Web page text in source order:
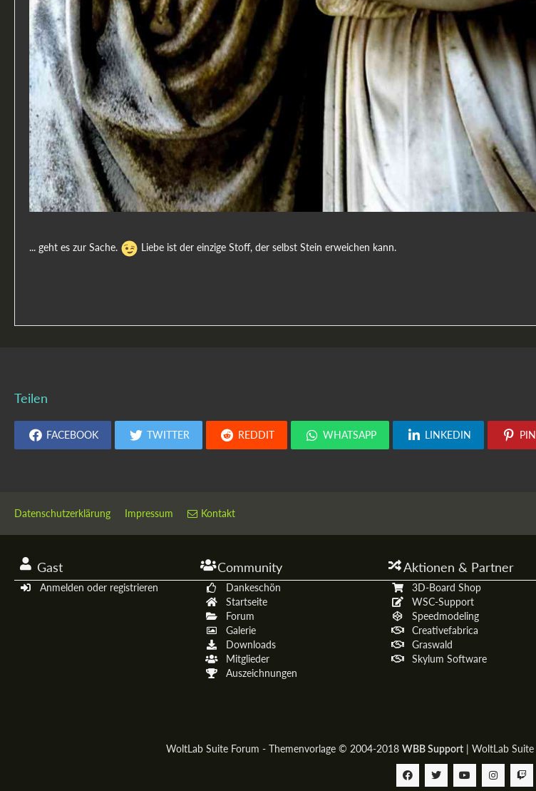
... geht es zur Sache. Liebe ist der einzige Stoff, der selbst Stein erweichen kann.
Teilen
FACEBOOK TWITTER REDDIT WHATSAPP LINKEDIN
Datenschutzerklärung Impressum Kontakt
Gast
Anmelden oder registrieren
Community
Dankeschön
Startseite
Forum
Galerie
Downloads
Mitglieder
Auszeichnungen
Aktionen & Partner
3D-Board Shop
WSC-Support
Speedmodeling
Creativefabrica
Graswald
Skylum Software
WoltLab Suite Forum - Themenvorlage © 2004-2018 WBB Support| WoltLab